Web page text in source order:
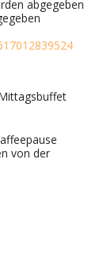
abgegeben
von der